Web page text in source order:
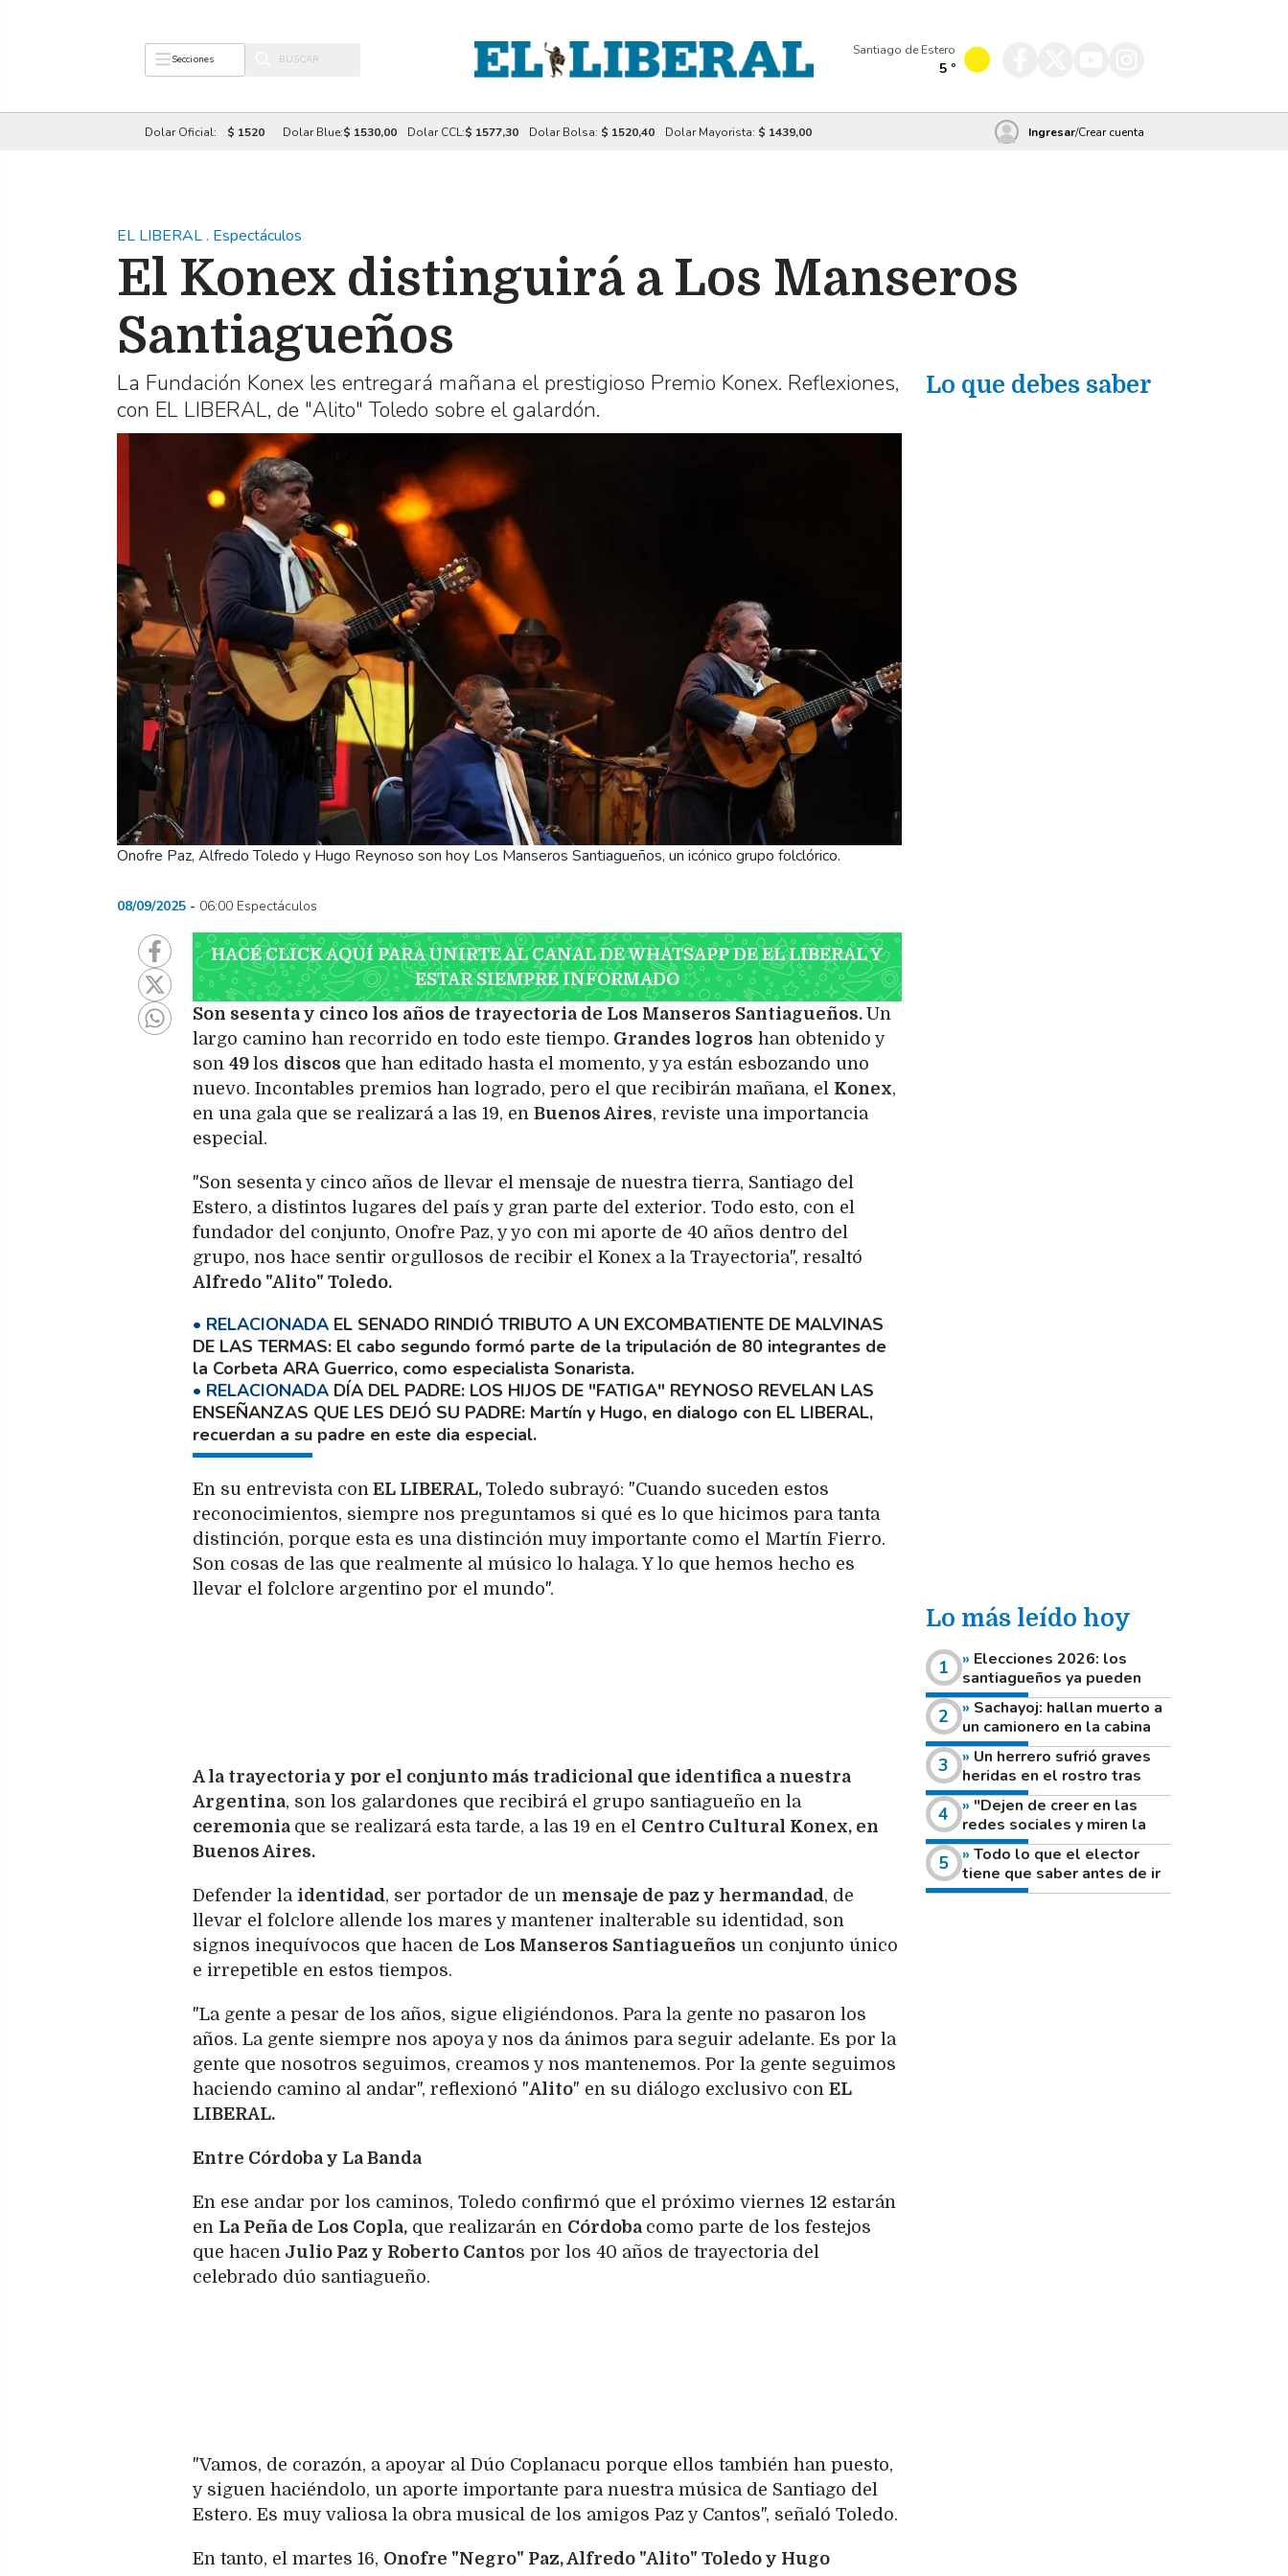
Secciones
Santiago de Estero
5 º
Dolar Oficial: $ 1520 Dolar Blue:$ 1530,00 Dolar CCL:$ 1577,30 Dolar Bolsa: $ 1520,40 Dolar Mayorista: $ 1439,00 Ingresar/Crear cuenta
EL LIBERAL. Espectáculos
El Konex distinguirá a Los Manseros
Santiagueños
La Fundación Konex les entregará mañana el prestigioso Premio Konex. Reflexiones,
con EL LIBERAL, de "Alito" Toledo sobre el galardón.
Onofre Paz, Alfredo Toledo y Hugo Reynoso son hoy Los Manseros Santiagueños, un icónico grupo folclórico.
08/09/2025 06:00 Espectáculos
HACÉ CLICK AQUÍ PARA UNIRTE AL CANAL DE WHATSAPP DE EL LIBERAL Y
ESTAR SIEMPRE INFORMADO
Son sesenta y cinco los años de trayectoria de Los Manseros Santiagueños. Un
largo camino han recorrido en todo este tiempo. Grandes logros han obtenido y
son 49 los discos que han editado hasta el momento, y ya están esbozando uno
nuevo. Incontables premios han logrado, pero el que recibirán mañana, el Konex,
en una gala que se realizará a las 19, en Buenos Aires, reviste una importancia
especial.
"Son sesenta y cinco años de llevar el mensaje de nuestra tierra, Santiago del
Estero, a distintos lugares del país y gran parte del exterior. Todo esto, con el
fundador del conjunto, Onofre Paz, y yo con mi aporte de 40 años dentro del
grupo, nos hace sentir orgullosos de recibir el Konex a la Trayectoria", resaltó
Alfredo "Alito" Toledo.
EL SENADO RINDIÓ TRIBUTO A UN EXCOMBATIENTE DE MALVINAS
DE LAS TERMAS El cabo segundo formó parte de la tripulación de 80 integrantes de
la Corbeta ARA Guerrico, como especialista Sonarista.
DÍA DEL PADRE: LOS HIJOS DE "FATIGA" REYNOSO REVELAN LAS
ENSEÑANZAS QUE LES DEJÓ SU PADRE Martín y Hugo, en dialogo con EL LIBERAL,
recuerdan a su padre en este dia especial.
En su entrevista con EL LIBERAL, Toledo subrayó: "Cuando suceden estos
reconocimientos, siempre nos preguntamos si qué es lo que hicimos para tanta
distinción, porque esta es una distinción muy importante como el Martín Fierro.
Son cosas de las que realmente al músico lo halaga. Y lo que hemos hecho es
llevar el folclore argentino por el mundo".
A la trayectoria y por el conjunto más tradicional que identifica a nuestra
Argentina, son los galardones que recibirá el grupo santiagueño en la
ceremonia que se realizará esta tarde, a las 19 en el Centro Cultural Konex, en
Buenos Aires.
Defender la identidad, ser portador de un mensaje de paz y hermandad, de
llevar el folclore allende los mares y mantener inalterable su identidad, son
signos inequívocos que hacen de Los Manseros Santiagueños un conjunto único
e irrepetible en estos tiempos.
"La gente a pesar de los años, sigue eligiéndonos. Para la gente no pasaron los
años. La gente siempre nos apoya y nos da ánimos para seguir adelante. Es por la
gente que nosotros seguimos, creamos y nos mantenemos. Por la gente seguimos
haciendo camino al andar", reflexionó "Alito" en su diálogo exclusivo con EL
LIBERAL.
Entre Córdoba y La Banda
En ese andar por los caminos, Toledo confirmó que el próximo viernes 12 estarán
en La Peña de Los Copla, que realizarán en Córdoba como parte de los festejos
que hacen Julio Paz y Roberto Cantos por los 40 años de trayectoria del
celebrado dúo santiagueño.
"Vamos, de corazón, a apoyar al Dúo Coplanacu porque ellos también han puesto,
y siguen haciéndolo, un aporte importante para nuestra música de Santiago del
Estero. Es muy valiosa la obra musical de los amigos Paz y Cantos", señaló Toledo.
En tanto, el martes 16, Onofre "Negro" Paz, Alfredo "Alito" Toledo y Hugo
Lo que debes saber
Lo más leído hoy
Elecciones 2026: los
santiagueños ya pueden
consultar dónde votan este
domingo
Sachayoj: hallan muerto a
un camionero en la cabina
de su vehículo a la vera de
un camino rural
Un herrero sufrió graves
heridas en el rostro tras
reventar el disco de una
amoladora
"Dejen de creer en las
redes sociales y miren la
heladera de sus casas": el
fuerte mensaje de una joven
que votó por primera vez
Todo lo que el elector
tiene que saber antes de ir
a votar este domingo